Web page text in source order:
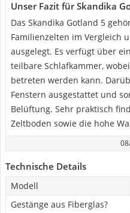
Unser Fazit für Skandika
Das Skandika Gotland 5
Familienzelten im Vergleich
ausgelegt. Es verfügt über
teilbare Schlafkammer,
betreten werden kann.
Fenstern ausgestattet und
Belüftung. Sehr praktisch
Zeltboden sowie die hohe
Technische Details
Modell
Gestänge aus Fiberglas?